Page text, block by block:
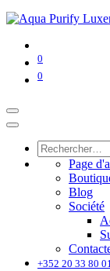
0
0
Page
Blog
Société
+352 20 33 80